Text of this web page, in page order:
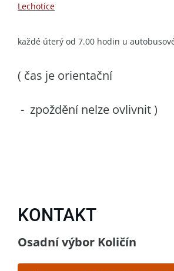
Lechotice
každé úterý od 7.00 hodin u
( čas je orientační
- zpoždění nelze ovlivnit )
KONTAKT
Osadní výbor Količín